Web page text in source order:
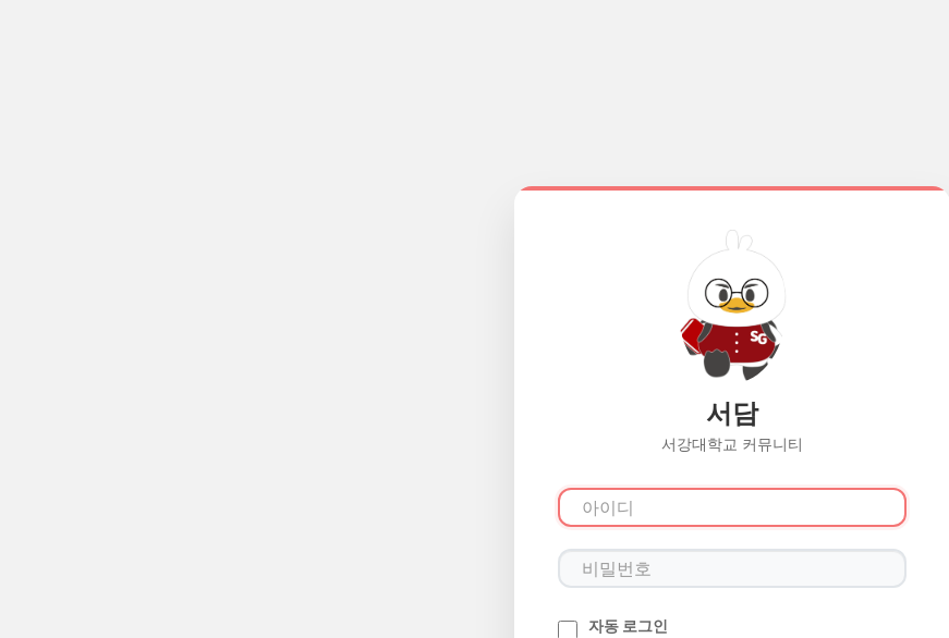
서담
서강대학교 커뮤니티
자동 로그인